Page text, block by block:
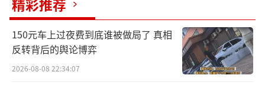
精彩推荐
150元车上过夜费到底谁被做局了 真相
反转背后的舆论博弈
2026-08-08 22:34:07